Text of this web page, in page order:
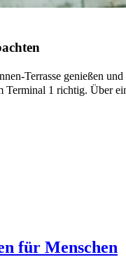
Terrasse genießen
Terminal 1 richtig. Über
für Menschen